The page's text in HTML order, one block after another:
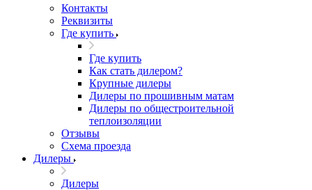
Контакты
Реквизиты
Где купить
Где купить
Как стать дилером?
Крупные дилеры
Дилеры по прошивным матам
Дилеры по общестроительной
теплоизоляции
Отзывы
Схема проезда
Дилеры
Дилеры